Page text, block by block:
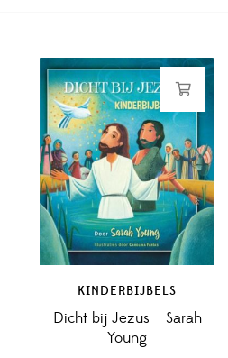
KINDERBIJBELS
Dicht bij Jezus – Sarah
Young